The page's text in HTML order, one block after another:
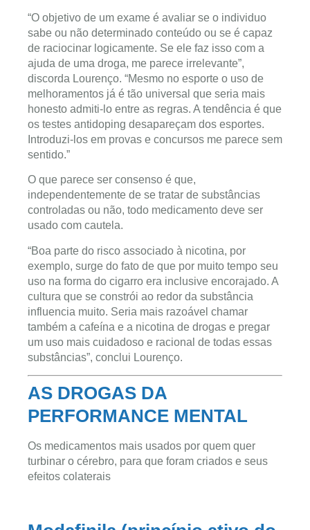
“O objetivo de um exame é avaliar se o individuo
sabe ou não determinado conteúdo ou se é capaz
de raciocinar logicamente. Se ele faz isso com a
ajuda de uma droga, me parece irrelevante”,
discorda Lourenço. “Mesmo no esporte o uso de
melhoramentos já é tão universal que seria mais
honesto admiti-lo entre as regras. A tendência é que
os testes antidoping desapareçam dos esportes.
Introduzi-los em provas e concursos me parece sem
sentido.”
O que parece ser consenso é que,
independentemente de se tratar de substâncias
controladas ou não, todo medicamento deve ser
usado com cautela.
“Boa parte do risco associado à nicotina, por
exemplo, surge do fato de que por muito tempo seu
uso na forma do cigarro era inclusive encorajado. A
cultura que se constrói ao redor da substância
influencia muito. Seria mais razoável chamar
também a cafeína e a nicotina de drogas e pregar
um uso mais cuidadoso e racional de todas essas
substâncias”, conclui Lourenço.
AS DROGAS DA
PERFORMANCE MENTAL
Os medicamentos mais usados por quem quer
turbinar o cérebro, para que foram criados e seus
efeitos colaterais